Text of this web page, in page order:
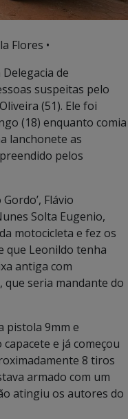
Flores •
de
suspeitas pelo
(51). Ele foi
(18) enquanto comia
lanchonete as
pelos
Flávio
Solta Eugenio,
motocicleta e fez os
que Leonildo tenha
antiga com
que seria mandante do
pistola 9mm e
e já começou
8 tiros
armado com um
atingiu os autores do